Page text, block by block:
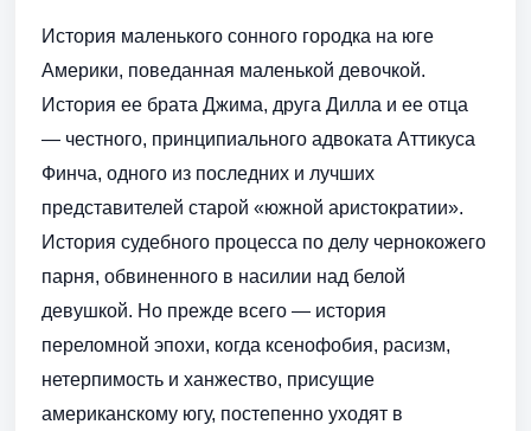
История маленького сонного городка на юге
Америки, поведанная маленькой девочкой.
История ее брата Джима, друга Дилла и ее отца
— честного, принципиального адвоката Аттикуса
Финча, одного из последних и лучших
представителей старой «южной аристократии».
История судебного процесса по делу чернокожего
парня, обвиненного в насилии над белой
девушкой. Но прежде всего — история
переломной эпохи, когда ксенофобия, расизм,
нетерпимость и ханжество, присущие
американскому югу, постепенно уходят в